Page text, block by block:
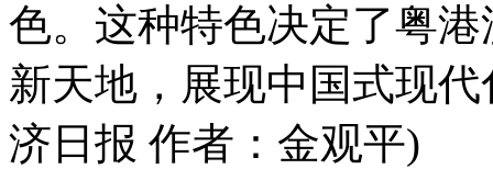
色。这种特色决定了粤
新天地，展现中国式现
济日报 作者：金观平)